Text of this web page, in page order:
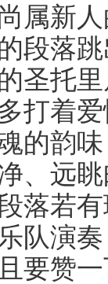
属新
段落
圣托
打着
的韵
、远
落若
队演
要赞